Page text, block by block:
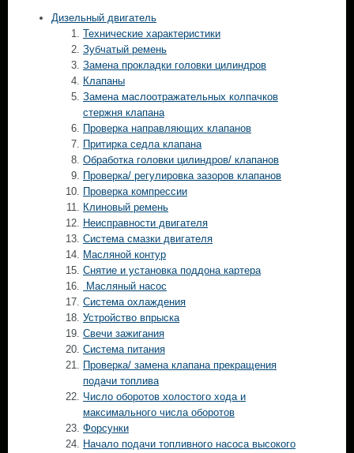
Дизельный двигатель
Технические характеристики
Зубчатый ремень
Замена прокладки головки цилиндров
Клапаны
Замена маслоотражательных колпачков
стержня клапана
Проверка направляющих клапанов
Притирка седла клапана
Обработка головки цилиндров/ клапанов
Проверка/ регулировка зазоров клапанов
Проверка компрессии
Клиновый ремень
Неисправности двигателя
Система смазки двигателя
Масляной контур
Снятие и установка поддона картера
Масляный насос
Система охлаждения
Устройство впрыска
Свечи зажигания
Система питания
Проверка/ замена клапана прекращения
подачи топлива
Число оборотов холостого хода и
максимального числа оборотов
Форсунки
Начало подачи топливного насоса высокого